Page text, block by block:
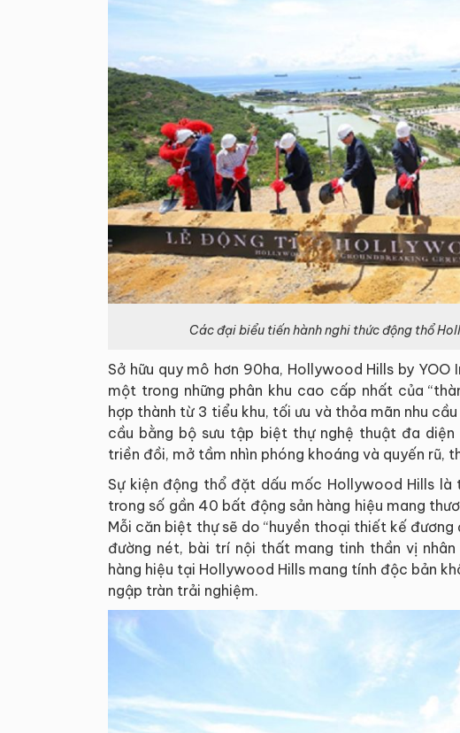
Các đại biểu tiến hành nghi thức động thổ
Sở hữu quy mô hơn 90ha, Hollywood Hills by
một trong những phân khu cao cấp nhất của
hợp thành từ 3 tiểu khu, tối ưu và thỏa mãn nhu
cầu bằng bộ sưu tập biệt thự nghệ thuật đa
triền đồi, mở tầm nhìn phóng khoáng và quyến rũ,
Sự kiện động thổ đặt dấu mốc Hollywood Hills
trong số gần 40 bất động sản hàng hiệu mang
Mỗi căn biệt thự sẽ do “huyền thoại thiết kế
đường nét, bài trí nội thất mang tinh thần vị
hàng hiệu tại Hollywood Hills mang tính độc bản
ngập tràn trải nghiệm.